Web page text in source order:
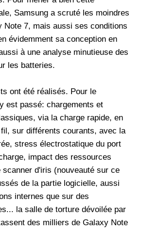
Samsung a scruté les moindres
Note 7, mais aussi ses conditions
évidemment sa conception en
à une analyse minutieuse des
les batteries.
ont été réalisés. Pour le
est passé: chargements et
via la charge rapide, en
sur différents courants, avec la
stress électrostatique du port
impact des ressources
scanner d'iris (nouveauté sur ce
de la partie logicielle, aussi
internes que sur des
la salle de torture dévoilée par
des milliers de Galaxy Note